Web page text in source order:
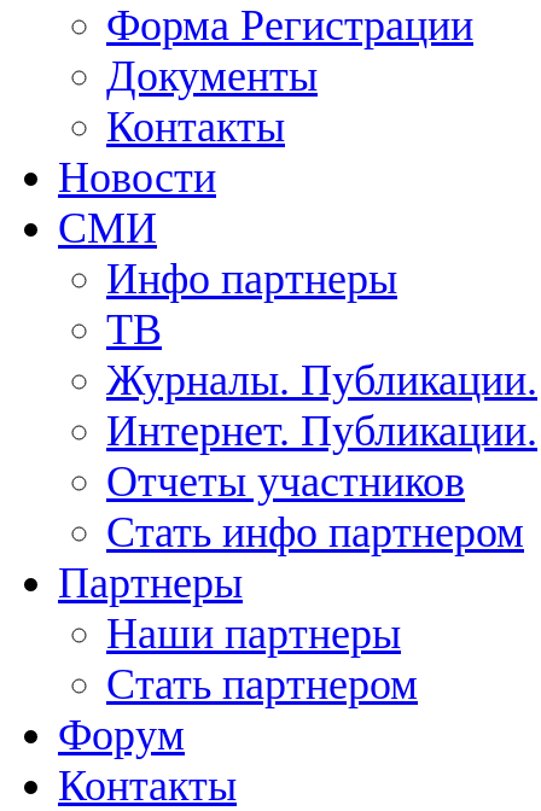
Форма Регистрации
Документы
Контакты
Новости
СМИ
Инфо партнеры
ТВ
Журналы. Публикации.
Интернет. Публикации.
Отчеты участников
Стать инфо партнером
Партнеры
Наши партнеры
Стать партнером
Форум
Контакты